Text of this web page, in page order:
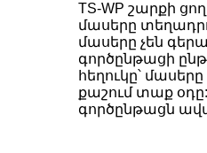
TS-WP շարքի
մասերը
մասերը չեն
գործընթացի
հեղուկը՝
քաշում տաք
գործընթացն